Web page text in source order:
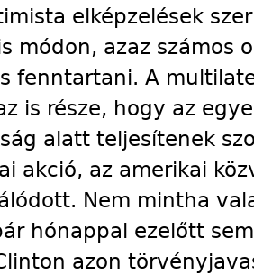
elképzelések
módon, azaz számos
fenntartani. A
is része, hogy az
alatt teljesítenek
akció, az amerikai
Nem mintha
hónappal ezelőtt
azon